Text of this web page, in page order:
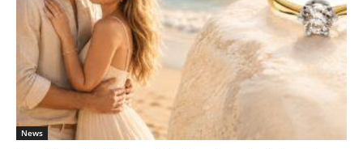
News